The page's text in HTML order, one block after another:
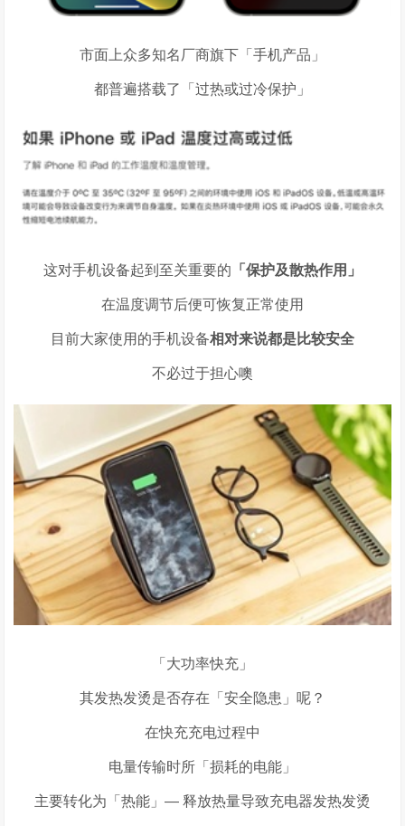
市面上众多知名厂商旗下「手机产品」
都普遍搭载了「过热或过冷保护」
这对手机设备起到至关重要的 「保护及散热作用」
在温度调节后便可恢复正常使用
目前大家使用的手机设备相对来说都是比较安全
不必过于担心噢
「大功率快充」
其发热发烫是否存在「安全隐患」呢？
在快充充电过程中
电量传输时所「损耗的电能」
主要转化为「热能」— 释放热量导致充电器发热发烫